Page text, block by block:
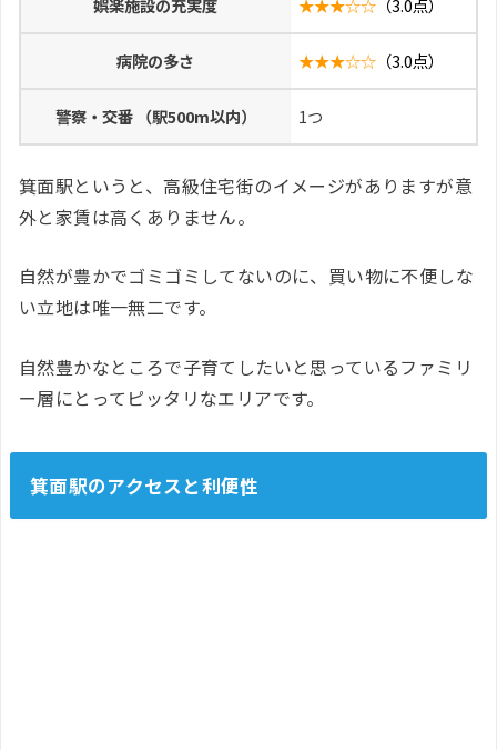
娯楽施設の充実度 ★★★☆☆ （3.0点）
病院の多さ ★★★☆☆ （3.0点）
警察・交番 （駅500m以内） 1つ
箕面駅というと、高級住宅街のイメージがありますが意
外と家賃は高くありません。
自然が豊かでゴミゴミしてないのに、買い物に不便しな
い立地は唯一無二です。
自然豊かなところで子育てしたいと思っているファミリ
ー層にとってピッタリなエリアです。
箕面駅のアクセスと利便性